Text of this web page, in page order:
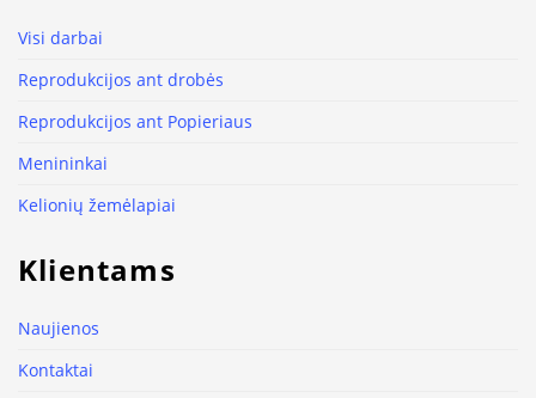
Visi darbai
Reprodukcijos ant drobės
Reprodukcijos ant Popieriaus
Menininkai
Kelionių žemėlapiai
Klientams
Naujienos
Kontaktai